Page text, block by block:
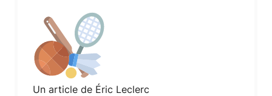
Un article de Éric Leclerc